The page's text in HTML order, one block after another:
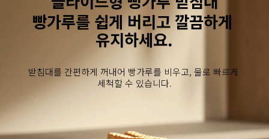
빵가루를 쉽게 버리고 깔끔하게
유지하세요.
받침대를 간편하게 꺼내어 빵가루를 비우고, 물로 빠르게
세척할 수 있습니다.